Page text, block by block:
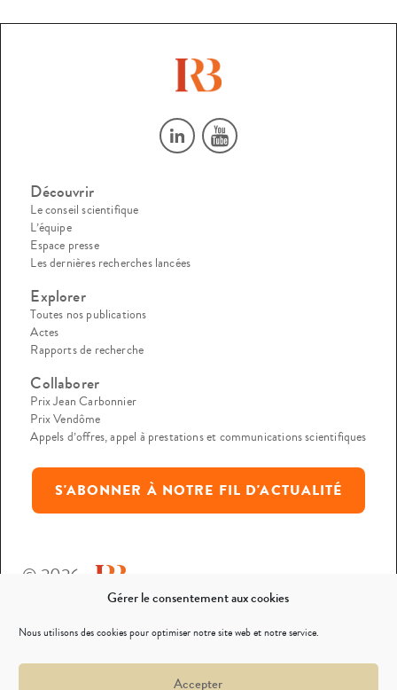
Gérer le consentement aux cookies
Nous utilisons des cookies pour optimiser notre site web et notre service.
Accepter
Découvrir
Le conseil scientifique
L’équipe
Espace presse
Les dernières recherches lancées
Explorer
Toutes nos publications
Actes
Rapports de recherche
Collaborer
Prix Jean Carbonnier
Prix Vendôme
Appels d’offres, appel à prestations et communications scientifiques
S'ABONNER À NOTRE FIL D'ACTUALITÉ
© 2026